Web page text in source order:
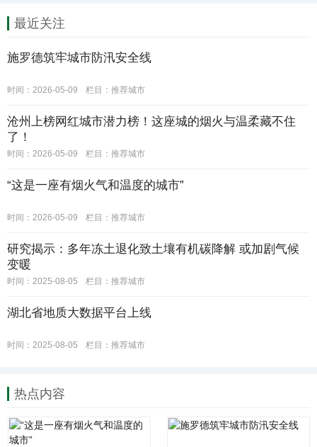
最近关注
施罗德筑牢城市防汛安全线
时间：2026-05-09 栏目： 推荐城市
沧州上榜网红城市潜力榜！这座城的烟火与温柔藏不住
了！
时间：2026-05-09 栏目： 推荐城市
“这是一座有烟火气和温度的城市”
时间：2026-05-09 栏目： 推荐城市
研究揭示：多年冻土退化致土壤有机碳降解 或加剧气候
变暖
时间：2025-08-05 栏目： 推荐城市
湖北省地质大数据平台上线
时间：2025-08-05 栏目： 推荐城市
热点内容